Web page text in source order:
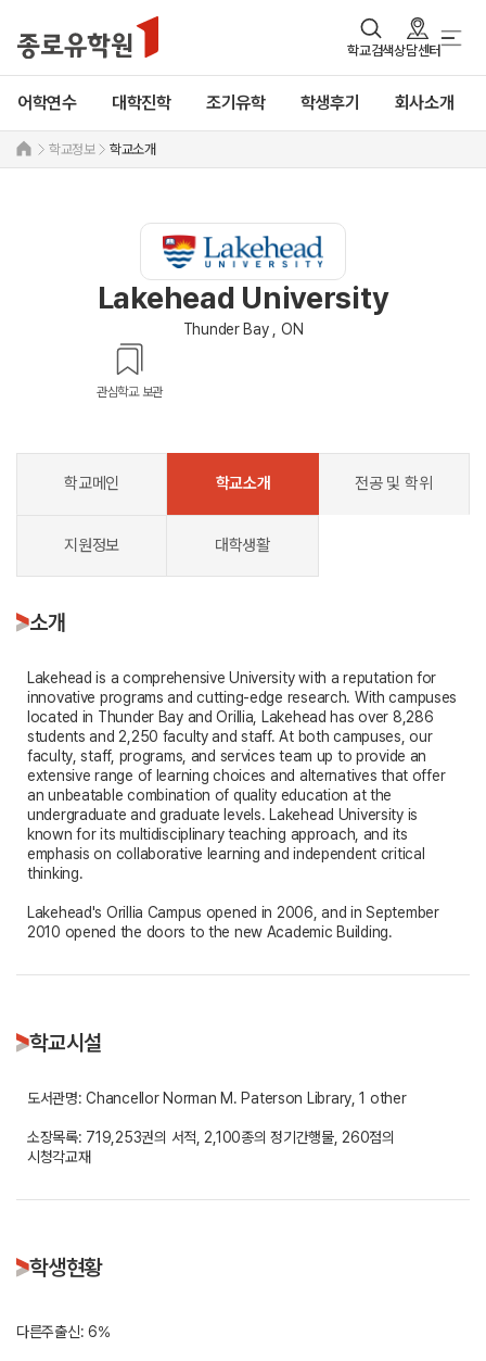
학교검색상담센터
어학연수 대학진학 조기유학 학생후기 회사소개
학교정보 학교소개
Lakehead University
Thunder Bay , ON
관심학교 보관
학교메인 학교소개 전공 및 학위
지원정보 대학생활
소개
Lakehead is a comprehensive University with a reputation for
innovative programs and cutting-edge research. With campuses
located in Thunder Bay and Orillia, Lakehead has over 8,286
students and 2,250 faculty and staff. At both campuses, our
faculty, staff, programs, and services team up to provide an
extensive range of learning choices and alternatives that offer
an unbeatable combination of quality education at the
undergraduate and graduate levels. Lakehead University is
known for its multidisciplinary teaching approach, and its
emphasis on collaborative learning and independent critical
thinking.
Lakehead's Orillia Campus opened in 2006, and in September
2010 opened the doors to the new Academic Building.
학교시설
도서관명: Chancellor Norman M. Paterson Library, 1 other
소장목록: 719,253권의 서적, 2,100종의 정기간행물, 260점의
시청각교재
학생현황
다른주출신: 6%